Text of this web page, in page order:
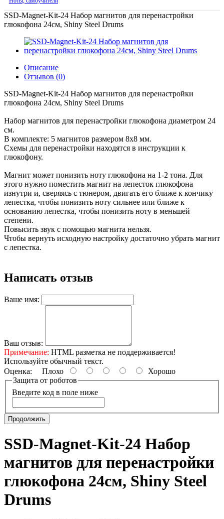
SSD-Magnet-Kit-24 Набор магнитов для перенастройки
глюкофона 24см, Shiny Steel Drums
Описание
Отзывов (0)
SSD-Magnet-Kit-24 Набор магнитов для перенастройки
глюкофона 24см, Shiny Steel Drums
Набор магнитов для перенастройки глюкофона диаметром 24
см.
В комплекте: 5 магнитов размером 8х8 мм.
Схемы для перенастройки находятся в инструкции к
глюкофону.
Магнит может понизить ноту глюкофона на 1-2 тона. Для
этого нужно поместить магнит на лепесток глюкофона
изнутри и, cверяясь с тюнером, двигать его ближе к кончику
лепестка, чтобы понизить ноту сильнее или ближе к
основанию лепестка, чтобы понизить ноту в меньшей
степени.
Повысить звук с помощью магнита нельзя.
Чтобы вернуть исходную настройку достаточно убрать магнит
с лепестка.
Написать отзыв
Ваше имя:
Ваш отзыв:
Примечание: HTML разметка не поддерживается!
Используйте обычный текст.
Оценка: Плохо
Хорошо
Защита от роботов
Введите код в поле ниже
Продолжить
SSD-Magnet-Kit-24 Набор
магнитов для перенастройки
глюкофона 24см, Shiny Steel
Drums